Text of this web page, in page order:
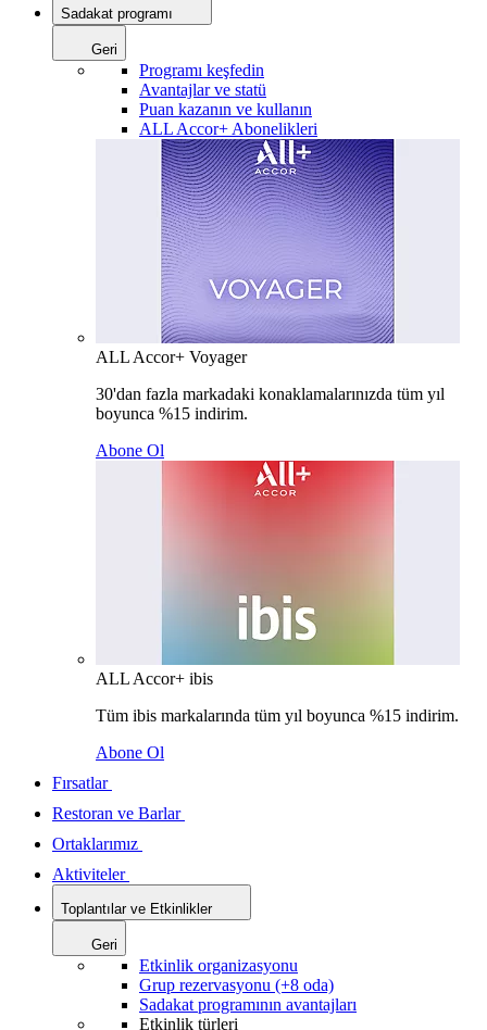
Sadakat programı
Geri
Programı keşfedin
Avantajlar ve statü
Puan kazanın ve kullanın
ALL Accor+ Abonelikleri
ALL Accor+ Voyager
30'dan fazla markadaki konaklamalarınızda tüm yıl
boyunca %15 indirim.
Abone Ol
ALL Accor+ ibis
Tüm ibis markalarında tüm yıl boyunca %15 indirim.
Abone Ol
Fırsatlar
Restoran ve Barlar
Ortaklarımız
Aktiviteler
Toplantılar ve Etkinlikler
Geri
Etkinlik organizasyonu
Grup rezervasyonu (+8 oda)
Sadakat programının avantajları
Etkinlik türleri